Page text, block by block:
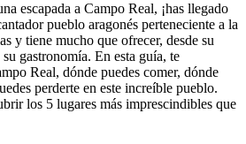
escapada a Campo Real, ¡has llegado
pueblo aragonés perteneciente a la
y tiene mucho que ofrecer, desde su
gastronomía. En esta guía, te
Real, dónde puedes comer, dónde
perderte en este increíble pueblo.
los 5 lugares más imprescindibles que